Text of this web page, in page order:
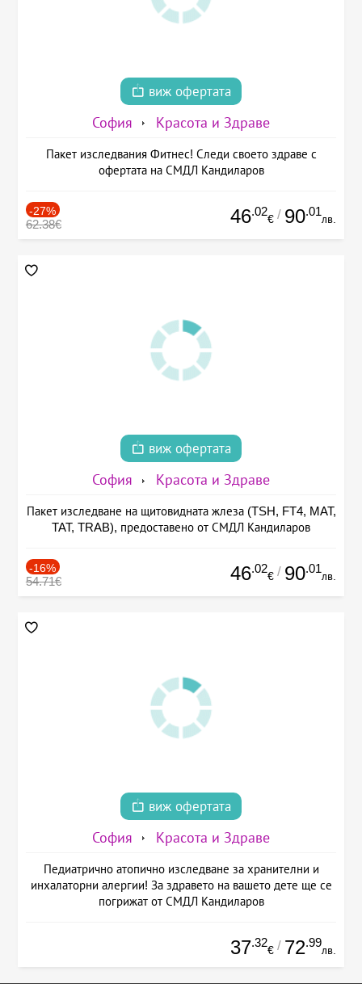
виж офертата
София Красота и Здраве
Пакет изследвания Фитнес! Следи своето здраве с
офертата на СМДЛ Кандиларов
-27%
62.38€ 46.02
€ / 90.01
лв.
виж офертата
София Красота и Здраве
Пакет изследване на щитовидната жлеза (TSH, FT4, MAT,
TAT, TRAB), предоставено от СМДЛ Кандиларов
-16%
54.71€ 46.02
€ / 90.01
лв.
виж офертата
София Красота и Здраве
Педиатрично атопично изследване за хранителни и
инхалаторни алергии! За здравето на вашето дете ще се
погрижат от СМДЛ Кандиларов
37.32
€ / 72.99
лв.